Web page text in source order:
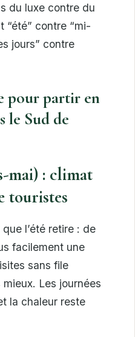
du luxe contre du
“été” contre “mi-
jours” contre
pour partir en
le Sud de
mai) : climat
touristes
l’été retire : de
facilement une
sans file
Les journées
la chaleur reste